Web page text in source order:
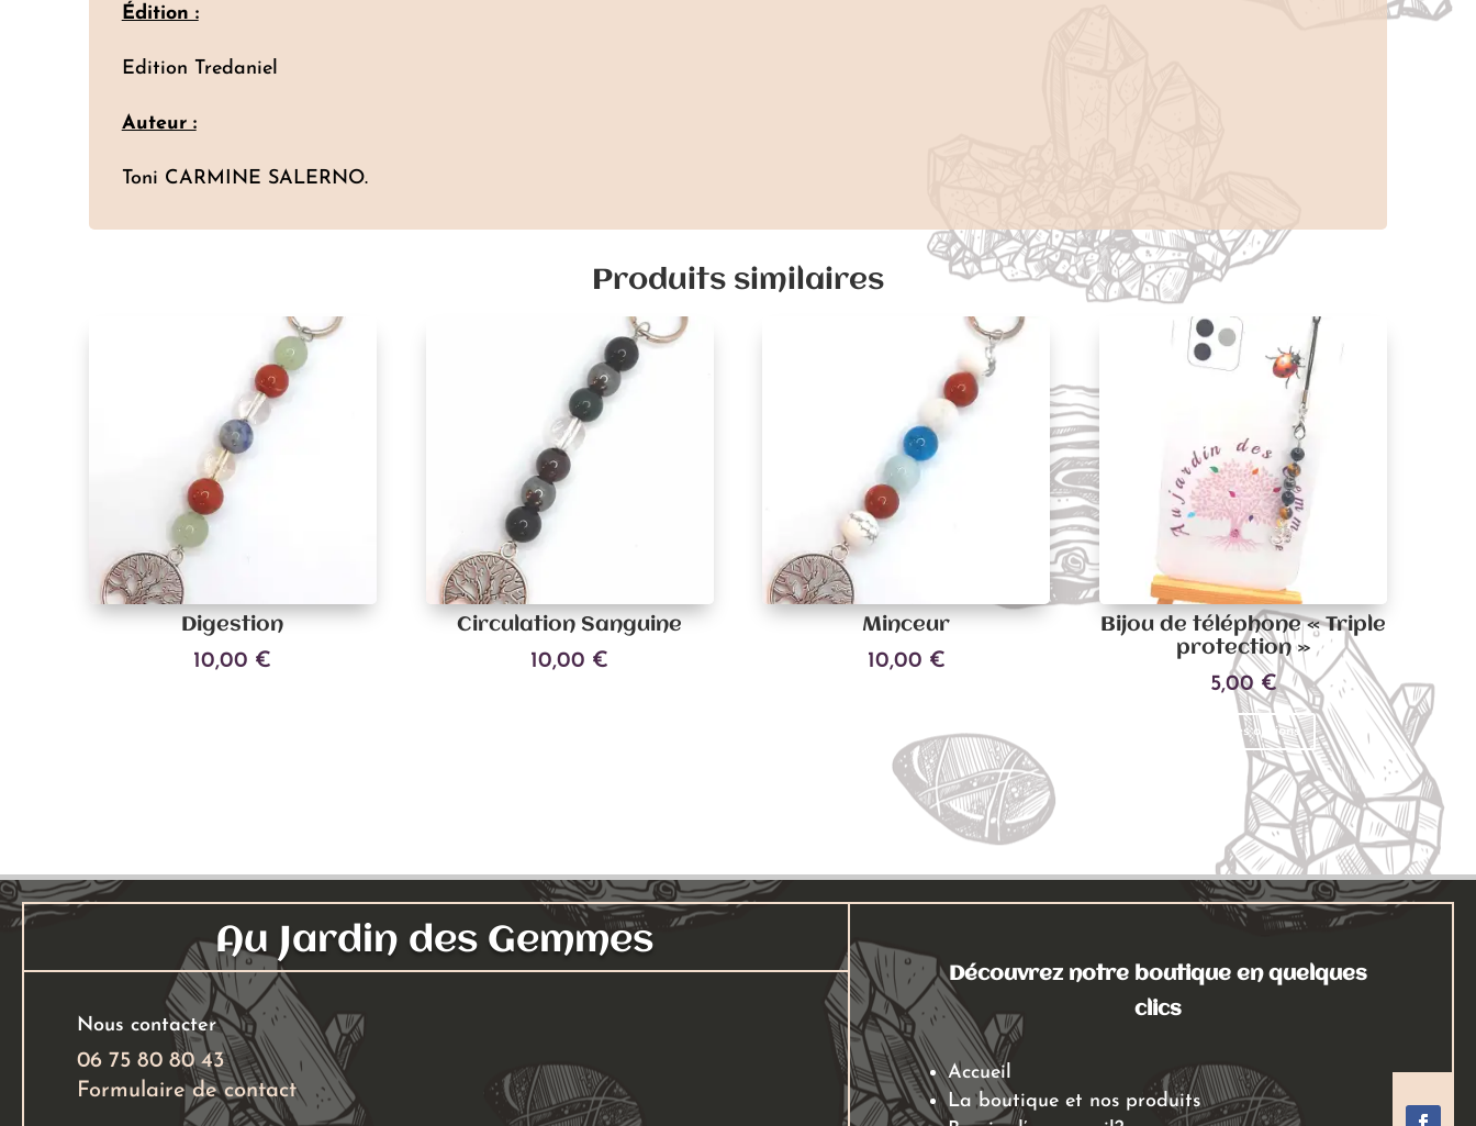
Édition :
Edition Tredaniel
Auteur :
Toni CARMINE SALERNO.
Produits similaires
Digestion
10,00 €
Circulation Sanguine
10,00 €
Minceur
10,00 €
Bijou de téléphone « Triple
protection »
5,00 €
Choix des options
Ce
produit
a
plusieurs
variations.
Les
options
peuvent
choisies
Au Jardin des Gemmes
Nous contacter
06 75 80 80 43
Formulaire de contact
Découvrez notre boutique en quelques
clics
Accueil
La boutique et nos produits